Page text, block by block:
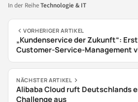
In der ReiheTechnologie & IT
VORHERIGER ARTIKEL
„Kundenservice der Zukunft“:
Customer-Service-Management
NÄCHSTER ARTIKEL
Alibaba Cloud ruft Deutschlands
Challenge aus